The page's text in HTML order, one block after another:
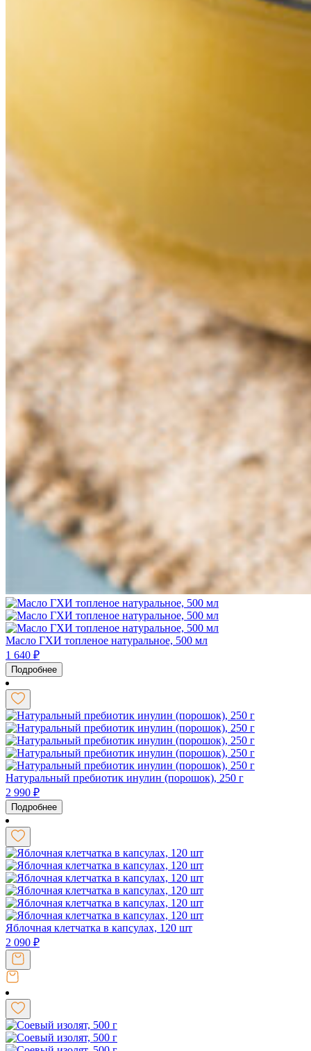
Масло ГХИ топленое натуральное, 500 мл
1 640 ₽
Подробнее
Натуральный пребиотик инулин (порошок), 250 г
2 990 ₽
Подробнее
Яблочная клетчатка в капсулах, 120 шт
2 090 ₽